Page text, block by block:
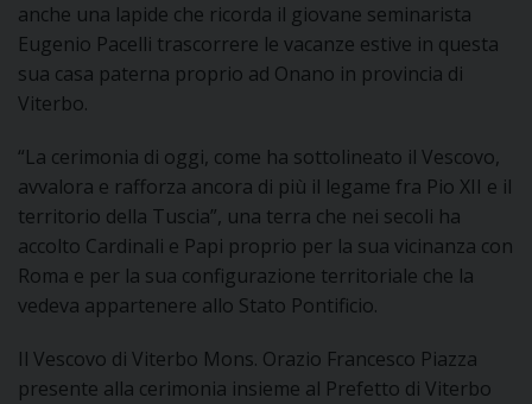
anche una lapide che ricorda il giovane seminarista
Eugenio Pacelli trascorrere le vacanze estive in questa
sua casa paterna proprio ad Onano in provincia di
Viterbo.
“La cerimonia di oggi, come ha sottolineato il Vescovo,
avvalora e rafforza ancora di più il legame fra Pio XII e il
territorio della Tuscia”, una terra che nei secoli ha
accolto Cardinali e Papi proprio per la sua vicinanza con
Roma e per la sua configurazione territoriale che la
vedeva appartenere allo Stato Pontificio.
Il Vescovo di Viterbo Mons. Orazio Francesco Piazza
presente alla cerimonia insieme al Prefetto di Viterbo